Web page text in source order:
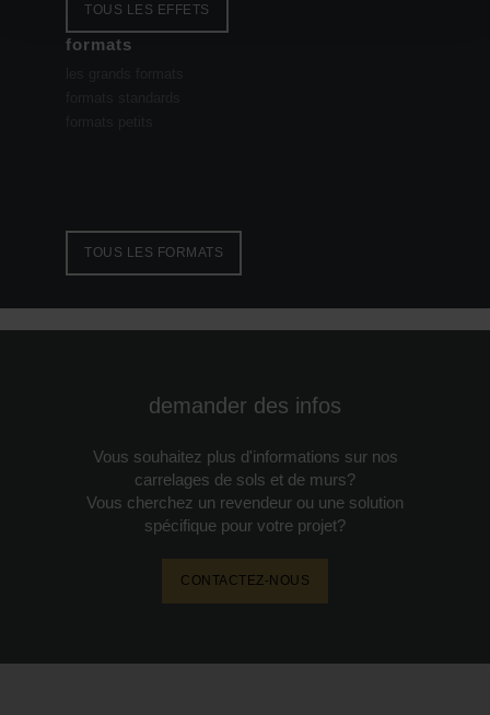
TOUS LES EFFETS
formats
TOUS LES FORMATS
demander des infos
Vous souhaitez plus d'informations sur nos
carrelages de sols et de murs?
Vous cherchez un revendeur ou une solution
spécifique pour votre projet?
CONTACTEZ-NOUS